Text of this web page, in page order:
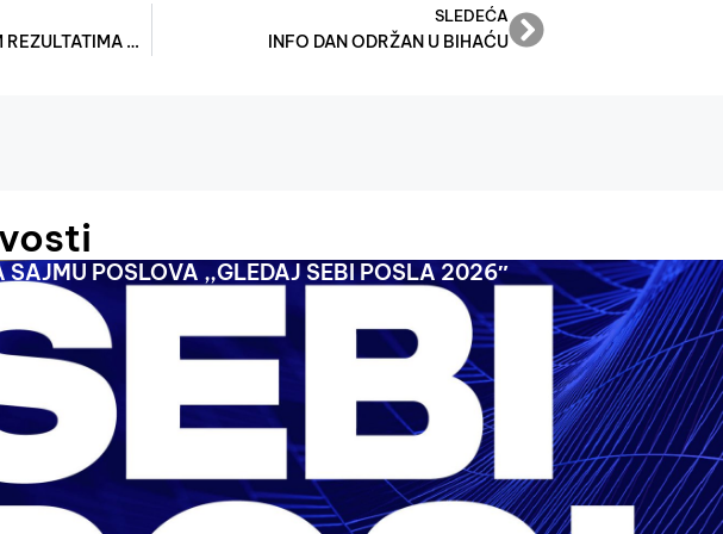
OBAVIJEST O KONAČNIM REZULTATIMA UREDBE O MJERAMA FINANSIJSKE POMOĆI PRIVATNIM POSLODAVCIMA, OBRTIMA I OSTALIM SAMOSTALNIM DJELATNOSTIMA U FEDERACIJI BOSNE I HERCEGOVINE U CILJU ODRŽAVANJA POSTOJEĆIH RADNIH MJESTA ZA 2025. GODINU ZA DECEMBAR 2025.
SLEDEĆA
INFO DAN ODRŽAN U BIHAĆU
SAJMU POSLOVA ,,GLEDAJ SEBI POSLA 2026″